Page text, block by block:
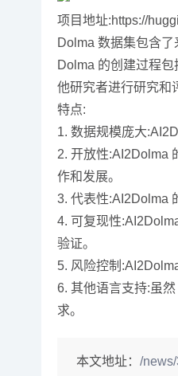
项目地址:https://
Dolma 数据集包含
Dolma 的创建过程
他研究者进行研究和
特点:
1. 数据规模庞大
2. 开放性:AI2Dolma
作和发展。
3. 代表性:AI2Dolma
4. 可复现性
验证。
5. 风险控制
6. 其他语言支持:虽
求。
本文地址： /news/